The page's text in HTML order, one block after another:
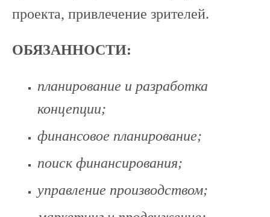
проекта, привлечение зрителей.
ОБЯЗАННОСТИ:
планирование и разработка
концепции;
финансовое планирование;
поиск финансирования;
управление производством;